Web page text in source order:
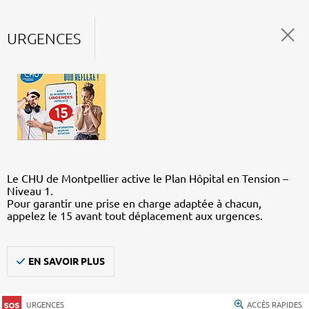
URGENCES
Le CHU de Montpellier active le Plan Hôpital en Tension –
Niveau 1.
Pour garantir une prise en charge adaptée à chacun,
appelez le 15 avant tout déplacement aux urgences.
EN SAVOIR PLUS
URGENCES ACCÈS RAPIDES